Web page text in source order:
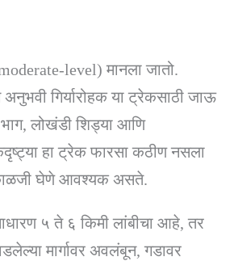
level) मानला जातो.
गिर्यारोहक या ट्रेकसाठी जाऊ
लोखंडी शिड्या आणि
हा ट्रेक फारसा कठीण नसला
घेणे आवश्यक असते.
५ ते ६ किमी लांबीचा आहे, तर
मार्गावर अवलंबून, गडावर